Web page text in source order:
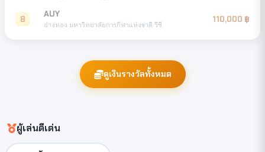
8 AUY
อ่างทอง มหาวิทยาลัยการกีฬาแห่งชาติ วีซี
110,000
ดูเงินรางวัลทั้งหมด
ผู้เล่นดีเด่น